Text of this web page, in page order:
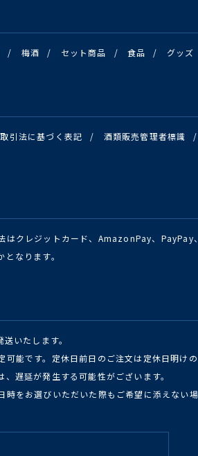
/ 梅酒 / セット商品 / 食品 / グッズ
引法に基づく表記 / 酒類販売管理者標識 /
はクレジットカード、AmazonPay、PayPay
なります。
いたします。
可能です。定休日前日のご注文は定休日明け
遅延が発生する可能性がございます。
をお選びいただいた際もご希望に添えない場